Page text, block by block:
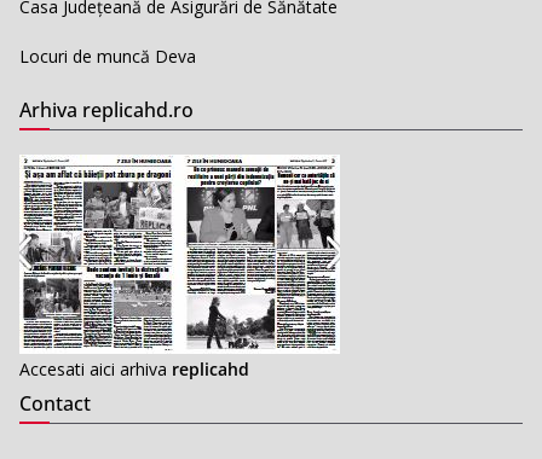
Casa Județeană de Asigurări de Sănătate
Locuri de muncă Deva
Arhiva replicahd.ro
Accesati aici arhiva replicahd
Contact